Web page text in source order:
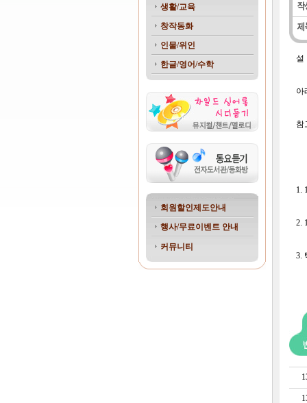
생활/교육
창작동화
인물/위인
한글/영어/수학
회원할인제도안내
행사/무료이벤트 안내
커뮤니티
설
아
참
1.
2.
3.